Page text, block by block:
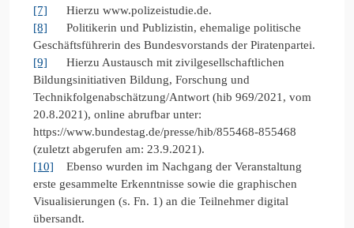
[7] Hierzu www.polizeistudie.de.
[8] Politikerin und Publizistin, ehemalige politische
Geschäftsführerin des Bundesvorstands der Piratenpartei.
[9] Hierzu Austausch mit zivilgesellschaftlichen
Bildungsinitiativen Bildung, Forschung und
Technikfolgenabschätzung/Antwort (hib 969/2021, vom
20.8.2021), online abrufbar unter:
https://www.bundestag.de/presse/hib/855468-855468
(zuletzt abgerufen am: 23.9.2021).
[10] Ebenso wurden im Nachgang der Veranstaltung
erste gesammelte Erkenntnisse sowie die graphischen
Visualisierungen (s. Fn. 1) an die Teilnehmer digital
übersandt.